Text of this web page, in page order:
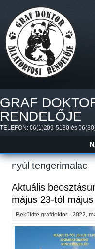
GRAF
RENDELŐJE
TELEFON: 06(1)209-5130 és
nyúl tengerimalac
Aktuális
május 23-tól
Beküldtegrafdoktor - 2022,